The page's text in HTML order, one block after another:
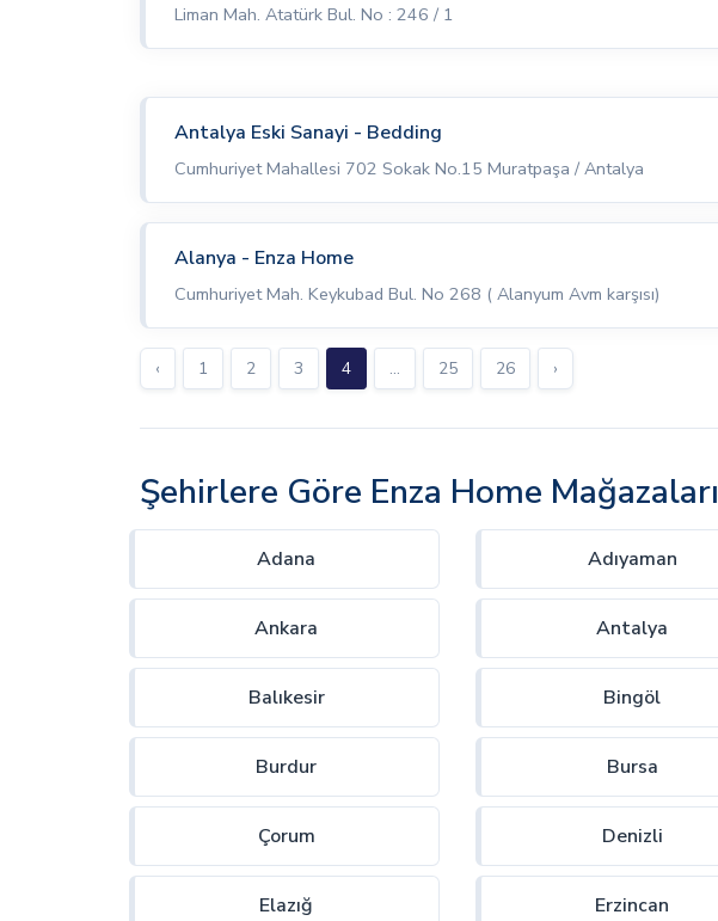
Liman Mah. Atatürk Bul. No : 246 / 1
Antalya Eski Sanayi - Bedding
Cumhuriyet Mahallesi 702 Sokak No.15 Muratpaşa / Antalya
Alanya - Enza Home
Cumhuriyet Mah. Keykubad Bul. No 268 ( Alanyum Avm karşısı)
‹ 1 2 3 4 ... 25 26 ›
Şehirlere Göre Enza Home Mağazaları
Adana Adıyaman
Ankara Antalya
Balıkesir Bingöl
Burdur Bursa
Çorum Denizli
Elazığ Erzincan